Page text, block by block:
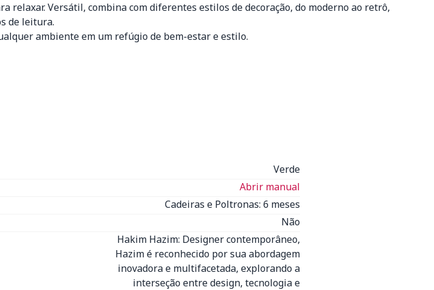
Versátil, combina com diferentes estilos de decoração, do moderno ao retrô,
de leitura.
ambiente em um refúgio de bem-estar e estilo.
Verde
Abrir manual
Cadeiras e Poltronas: 6 meses
Não
Hakim Hazim: Designer contemporâneo,
Hazim é reconhecido por sua abordagem
inovadora e multifacetada, explorando a
interseção entre design, tecnologia e